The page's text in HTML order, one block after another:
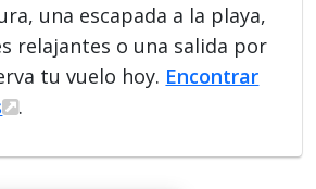
una escapada a la playa,
relajantes o una salida por
tu vuelo hoy. Encontrar
.